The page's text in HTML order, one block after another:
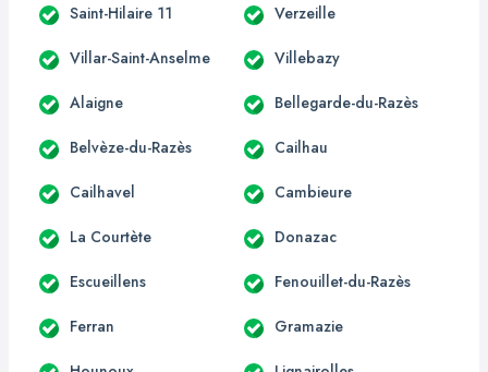
Saint-Hilaire 11 Verzeille
Villar-Saint-Anselme Villebazy
Alaigne Bellegarde-du-Razès
Belvèze-du-Razès Cailhau
Cailhavel Cambieure
La Courtète Donazac
Escueillens Fenouillet-du-Razès
Ferran Gramazie